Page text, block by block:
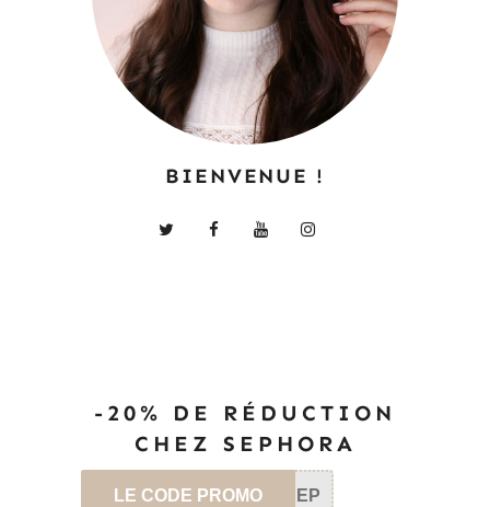
BIENVENUE !
-20% DE RÉDUCTION
CHEZ SEPHORA
LE CODE PROMO SEP